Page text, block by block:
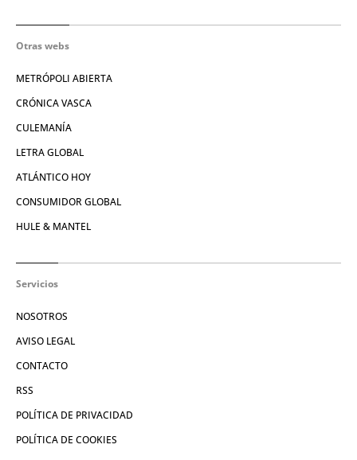
Otras webs
METRÓPOLI ABIERTA
CRÓNICA VASCA
CULEMANÍA
LETRA GLOBAL
ATLÁNTICO HOY
CONSUMIDOR GLOBAL
HULE & MANTEL
Servicios
NOSOTROS
AVISO LEGAL
CONTACTO
RSS
POLÍTICA DE PRIVACIDAD
POLÍTICA DE COOKIES